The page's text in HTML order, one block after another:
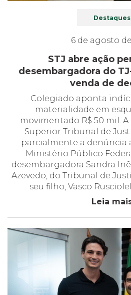
Destaques
6 de agosto
STJ abre ação
desembargadora do
venda de
Colegiado aponta
materialidade em
movimentado R$ 50 mil.
Superior Tribunal de
parcialmente a denúncia
Ministério Público
desembargadora Sandra
Azevedo, do Tribunal de
seu filho, Vasco
Leia